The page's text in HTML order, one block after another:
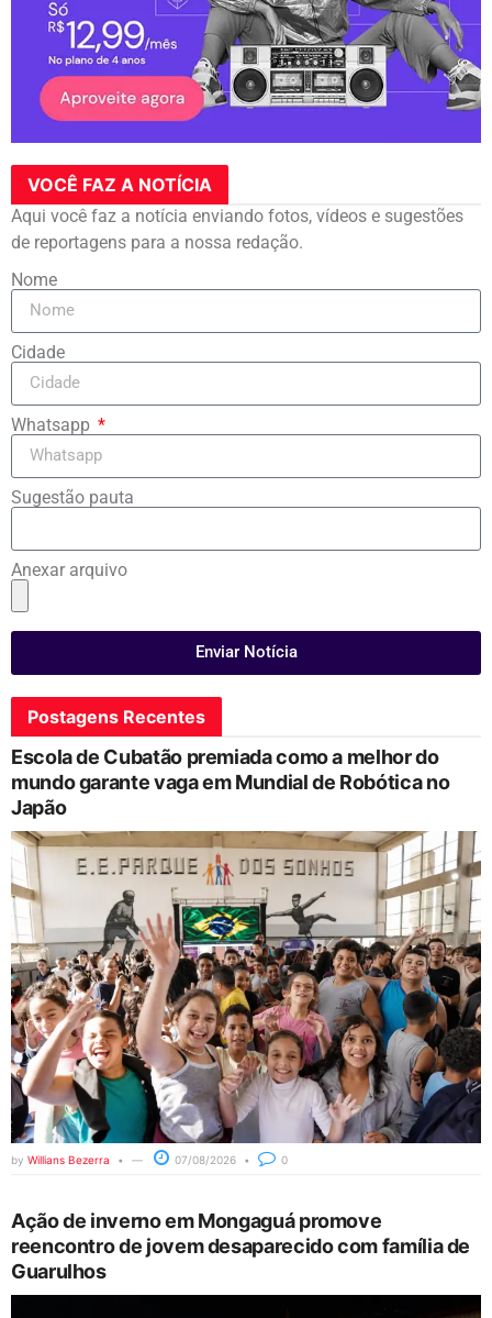
VOCÊ FAZ A NOTÍCIA
Aqui você faz a notícia enviando fotos, vídeos e sugestões
de reportagens para a nossa redação.
Nome
Cidade
Whatsapp
Sugestão pauta
Anexar arquivo
Enviar Notícia
Postagens Recentes
Escola de Cubatão premiada como a melhor do
mundo garante vaga em Mundial de Robótica no
Japão
by Willians Bezerra 07/08/2026 0
Ação de inverno em Mongaguá promove
reencontro de jovem desaparecido com família de
Guarulhos